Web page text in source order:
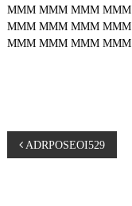
MMM MMM MMM MMM
MMM MMM MMM MMM
MMM MMM MMM MMM
P ADRPOSEOI529